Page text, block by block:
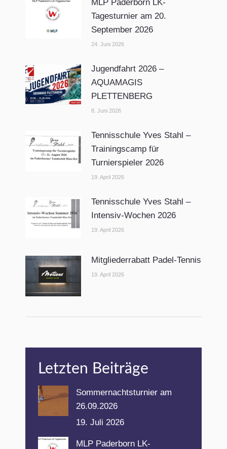
MLP Paderborn LK-
Tagesturnier am 20.
September 2026
24. Juni 2026
Jugendfahrt 2026 –
AQUAMAGIS
PLETTENBERG
8. Juni 2026
Tennisschule Yves Stahl –
Trainingscamp für
Turnierspieler 2026
19. April 2026
Tennisschule Yves Stahl –
Intensiv-Wochen 2026
19. April 2026
Mitgliederrabatt Padel-Tennis
19. April 2026
Letzten Beiträge
Sommernachtsturnier am
26.09.2026
19. Juli 2026
MLP Paderborn LK-